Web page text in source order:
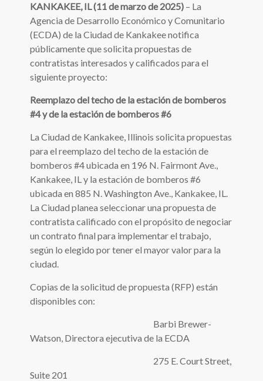
KANKAKEE, IL (11 de marzo de 2025) – La
Agencia de Desarrollo Económico y Comunitario
(ECDA) de la Ciudad de Kankakee notifica
públicamente que solicita propuestas de
contratistas interesados ​​y calificados para el
siguiente proyecto:
Reemplazo del techo de la estación de bomberos
#4 y de la estación de bomberos #6
La Ciudad de Kankakee, Illinois solicita propuestas
para el reemplazo del techo de la estación de
bomberos #4 ubicada en 196 N. Fairmont Ave.,
Kankakee, IL y la estación de bomberos #6
ubicada en 885 N. Washington Ave., Kankakee, IL.
La Ciudad planea seleccionar una propuesta de
contratista calificado con el propósito de negociar
un contrato final para implementar el trabajo,
según lo elegido por tener el mayor valor para la
ciudad.
Copias de la solicitud de propuesta (RFP) están
disponibles con:
Barbi Brewer-
Watson, Directora ejecutiva de la ECDA
275 E. Court Street,
Suite 201